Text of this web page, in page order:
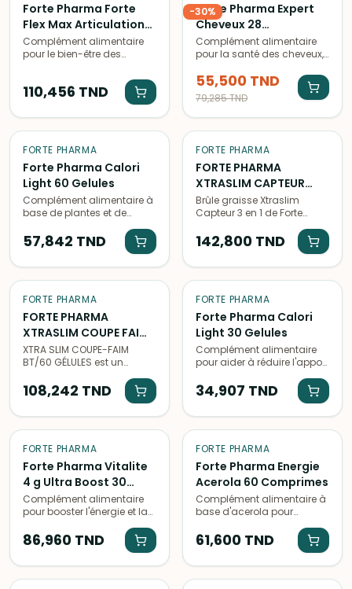
Forte Pharma Forte
Flex Max Articulations
120 Comprimes
Complément alimentaire
pour le bien-être des
collagène et de plantes,
favorisant la mobilité et la
articulations.
110,456 TND
-30%
Forte Pharma Expert
Cheveux 28
Comprimes
Complément alimentaire
pour la santé des cheveux,
la vitalité. 28 comprimés
pour une cure de 4
semaines.
55,500 TND
79,285TND
FORTE PHARMA
Forte Pharma Calori
Light 60 Gelules
Complément alimentaire à
base de plantes et de
perte de poids. 60 gélules à
prendre régulièrement pour
57,842 TND
FORTE PHARMA
FORTE PHARMA
XTRASLIM CAPTEUR
3EN1 60GELULES
Brûle graisse Xtraslim
Capteur 3 en 1 de Forte
alimentaire pour aider à
brûler les graisses, capter
142,800 TND
FORTE PHARMA
FORTE PHARMA
XTRASLIM COUPE FAIM
60GELULES
XTRA SLIM COUPE-FAIM
BT/60 GÉLULES est un
efficace pour réduire
l'appétit et favoriser la
108,242 TND
FORTE PHARMA
Forte Pharma Calori
Light 30 Gelules
Complément alimentaire
pour aider à réduire l'apport
perte de poids. Contient
des actifs naturels pour
34,907 TND
FORTE PHARMA
Forte Pharma Vitalite
4 g Ultra Boost 30
Comprimes
Complément alimentaire
pour booster l'énergie et la
vitamines, minéraux et
plantes comme le ginseng
86,960 TND
FORTE PHARMA
Forte Pharma Energie
Acerola 60 Comprimes
Complément alimentaire à
base d'acerola pour
l'énergie et renforcer le
système immunitaire. 60
61,600 TND